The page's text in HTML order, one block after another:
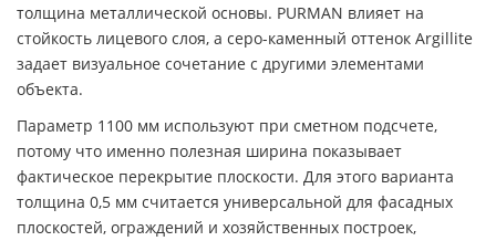
толщина металлической основы. PURMAN влияет на
стойкость лицевого слоя, а серо-каменный оттенок Argillite
задает визуальное сочетание с другими элементами
объекта.
Параметр 1100 мм используют при сметном подсчете,
потому что именно полезная ширина показывает
фактическое перекрытие плоскости. Для этого варианта
толщина 0,5 мм считается универсальной для фасадных
плоскостей, ограждений и хозяйственных построек,